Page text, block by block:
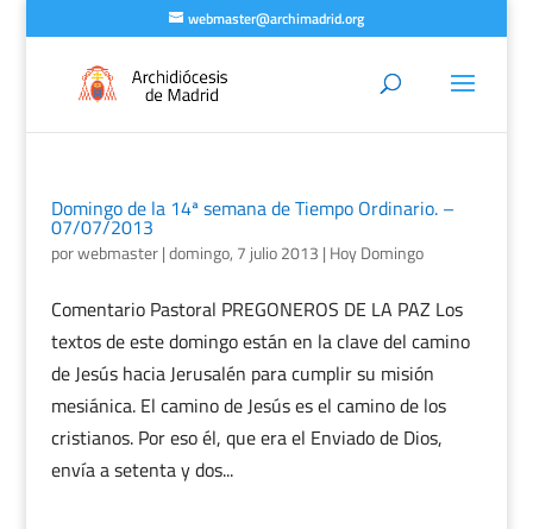
webmaster@archimadrid.org
Domingo de la 14ª semana de Tiempo Ordinario. –
07/07/2013
porwebmaster|domingo, 7 julio 2013 | Hoy Domingo
Comentario Pastoral PREGONEROS DE LA PAZ Los
textos de este domingo están en la clave del camino
de Jesús hacia Jerusalén para cumplir su misión
mesiánica. El camino de Jesús es el camino de los
cristianos. Por eso él, que era el Enviado de Dios,
envía a setenta y dos...